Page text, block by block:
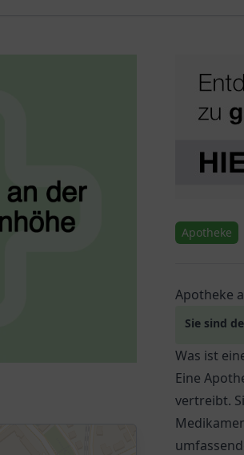
Apotheke
Apotheke
Sie sind
Was ist
Eine
vertreibt.